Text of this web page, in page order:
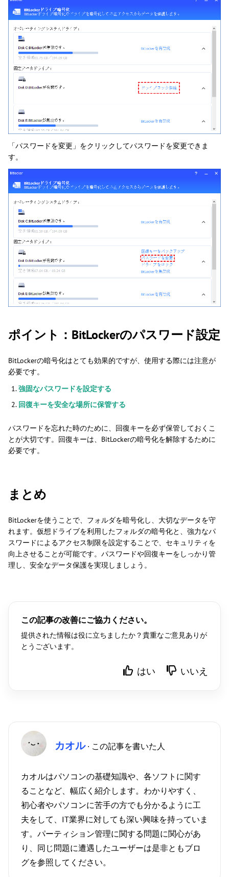
「パスワードを変更」をクリックしてパスワードを変更できま
す。
ポイント：BitLockerのパスワード設定
BitLockerの暗号化はとても効果的ですが、使用する際には注意が
必要です。
強固なパスワードを設定する
回復キーを安全な場所に保管する
パスワードを忘れた時のために、回復キーを必ず保管しておくこ
とが大切です。回復キーは、BitLockerの暗号化を解除するために
必要です。
まとめ
BitLockerを使うことで、フォルダを暗号化し、大切なデータを守
れます。仮想ドライブを利用したフォルダの暗号化と、強力なパ
スワードによるアクセス制限を設定することで、セキュリティを
向上させることが可能です。パスワードや回復キーをしっかり管
理し、安全なデータ保護を実現しましょう。
この記事の改善にご協力ください。
提供された情報は役に立ちましたか？貴重なご意見ありが
とうございます。
はい いいえ
カオル· この記事を書いた人
カオルはパソコンの基礎知識や、各ソフトに関す
ることなど、幅広く紹介します。わかりやすく、
初心者やパソコンに苦手の方でも分かるように工
夫をして、IT業界に対しても深い興味を持っていま
す。パーティション管理に関する問題に関心があ
り、同じ問題に遭遇したユーザーは是非ともブロ
グを参照してください。